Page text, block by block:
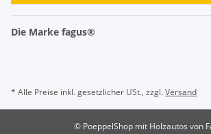
Die Marke fagus®
* Alle Preise inkl. gesetzlicher USt., zzgl.Versand
© PoeppelShop mit Holzautos von